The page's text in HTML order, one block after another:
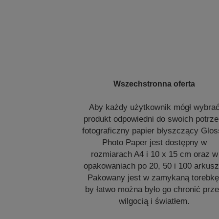
Wszechstronna oferta
Aby każdy użytkownik mógł wybrać
produkt odpowiedni do swoich
fotograficzny papier błyszczący
Photo Paper jest dostępny w
rozmiarach A4 i 10 x 15 cm oraz w
opakowaniach po 20, 50 i 100
Pakowany jest w zamykaną
by łatwo można było go chronić
wilgocią i światłem.